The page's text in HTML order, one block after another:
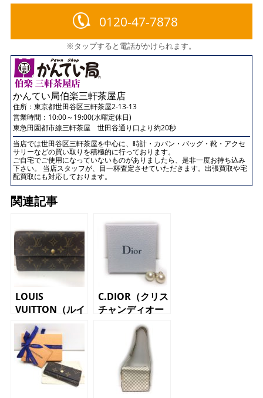
0120-47-7878
※タップすると電話がかけられます。
かんてい局伯楽三軒茶屋店
住所： 東京都世田谷区三軒茶屋2-13-13
営業時間：10:00～19:00(水曜定休日)
東急田園都市線三軒茶屋 世田谷通り口より約20秒
当店では世田谷区三軒茶屋を中心に、時計・カバン・バッグ・靴・アクセ
サリーなどの買い取りを積極的に行っております。
ご自宅でご使用になっていないものがありましたら、是非一度お持ち込み
下さい。 当店スタッフが、目一杯査定させていただきます。出張買取や宅
配買取にも対応しております。
関連記事
LOUIS
VUITTON（ルイ
ヴィトン）長財
布 M61734
ポルトフォイユ
サラ モノグラ
C.DIOR（クリス
チャンディオー
ル）ピアス パ